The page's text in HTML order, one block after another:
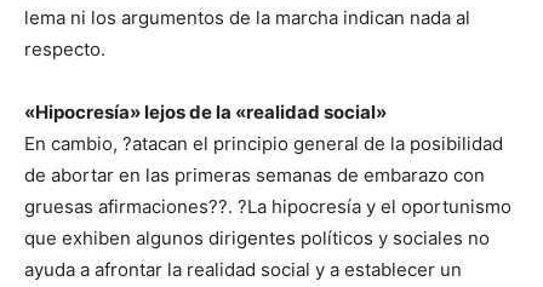
lema ni los argumentos de la marcha indican nada al
respecto.
«Hipocresía» lejos de la «realidad social»
En cambio, ?atacan el principio general de la posibilidad
de abortar en las primeras semanas de embarazo con
gruesas afirmaciones??. ?La hipocresía y el oportunismo
que exhiben algunos dirigentes políticos y sociales no
ayuda a afrontar la realidad social y a establecer un